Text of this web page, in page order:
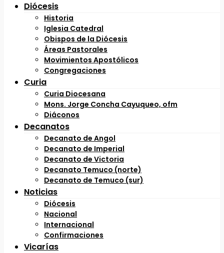
Diócesis
Historia
Iglesia Catedral
Obispos de la Diócesis
Áreas Pastorales
Movimientos Apostólicos
Congregaciones
Curia
Curia Diocesana
Mons. Jorge Concha Cayuqueo, ofm
Diáconos
Decanatos
Decanato de Angol
Decanato de Imperial
Decanato de Victoria
Decanato Temuco (norte)
Decanato de Temuco (sur)
Noticias
Diócesis
Nacional
Internacional
Confirmaciones
Vicarías